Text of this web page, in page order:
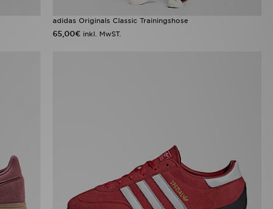
adidas Originals Classic Trainingshose
65,00€ inkl. MwST.